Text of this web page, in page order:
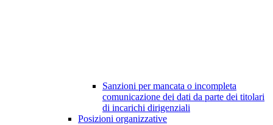
Sanzioni per mancata o incompleta
comunicazione dei dati da parte dei titolari
di incarichi dirigenziali
Posizioni organizzative